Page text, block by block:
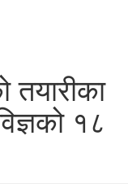
तयारीका
१८